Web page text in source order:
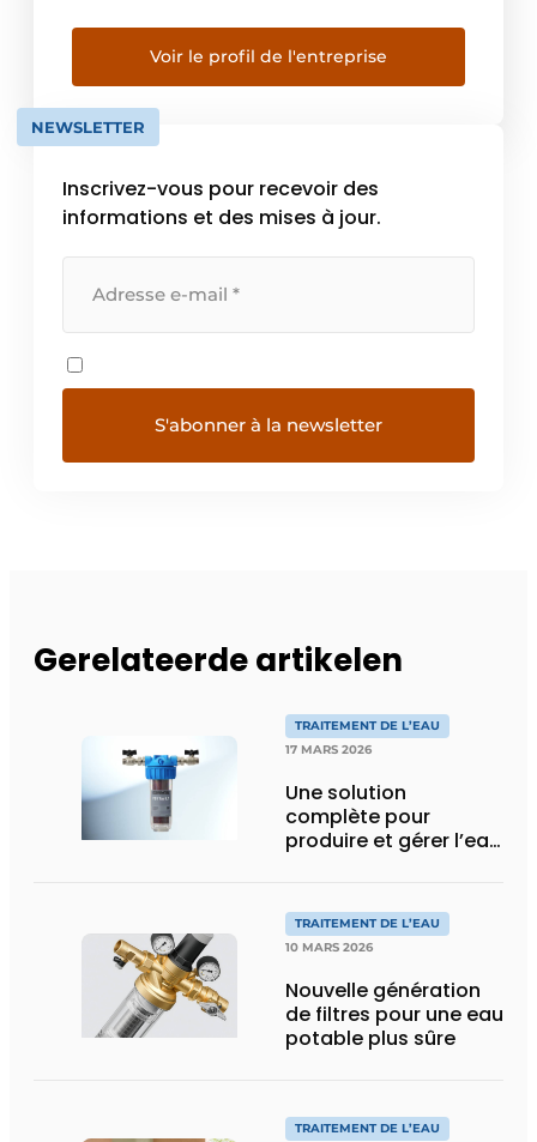
S’appuyant sur un héritage de 130 ans,
Resideo est présent dans plus de 150 millions
de foyers, avec 15 millions de systèmes
installés dans les foyers chaque […]
Voir le profil de l'entreprise
NEWSLETTER
Inscrivez-vous pour recevoir des
informations et des mises à jour.
Gerelateerde artikelen
TRAITEMENT DE L’EAU
17 MARS 2026
Une solution
complète pour
produire et gérer l’eau
TRAITEMENT DE L’EAU
10 MARS 2026
Nouvelle génération
de filtres pour une eau
potable plus sûre
TRAITEMENT DE L’EAU